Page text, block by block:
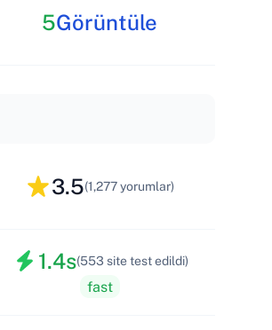
5Görüntüle
3.5(1,277 yorumlar)
1.4s(553 site test edildi)
fast